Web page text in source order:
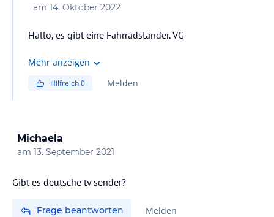
am 14. Oktober 2022
Hallo, es gibt eine Fahrradständer. VG
Mehr anzeigen
Hilfreich0 Melden
Michaela
am 13. September 2021
Frage beantworten Melden